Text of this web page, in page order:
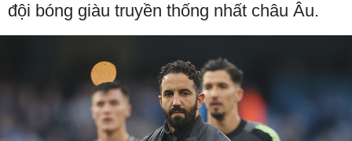
đội bóng giàu truyền thống nhất châu Âu.